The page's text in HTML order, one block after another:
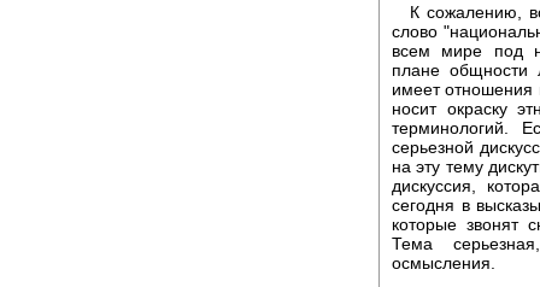
К сожалению,
слово
всем мире под
плане общности
имеет отношения
носит окраску
терминологий.
серьезной
на эту тему
дискуссия,
сегодня в
которые звонят
Тема
осмысления.